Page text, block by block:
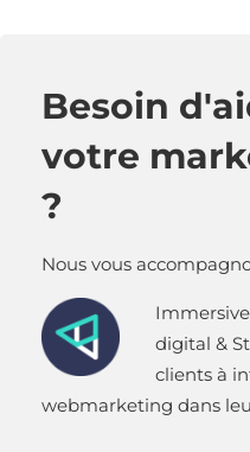
Besoin
votre
?
Nous vous
digital &
clients à
webmarketing dans